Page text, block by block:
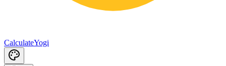
CalculateYogi